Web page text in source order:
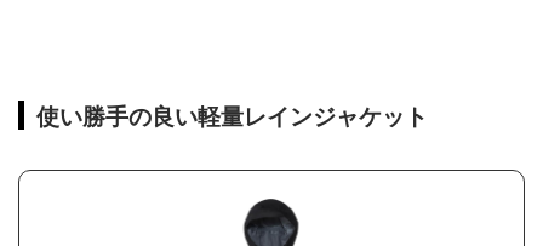
使い勝手の良い軽量レインジャケット